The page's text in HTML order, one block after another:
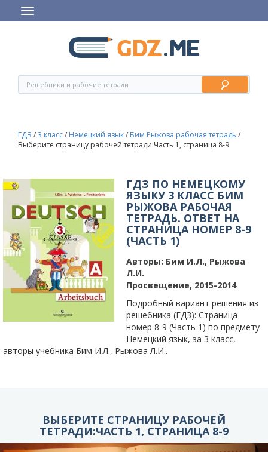
ГДЗ /3 класс/ Немецкий язык/ Бим Рыжова рабочая тетрадь /
Выберите страницу рабочей тетради:Часть 1, страница 8-9
ГДЗ ПО НЕМЕЦКОМУ
ЯЗЫКУ 3 КЛАСС БИМ
РЫЖОВА РАБОЧАЯ
ТЕТРАДЬ. ОТВЕТ НА
СТРАНИЦА НОМЕР 8-9
(ЧАСТЬ 1)
Авторы: Бим И.Л., Рыжова
Л.И.
Просвещение, 2015-2014
Подробный вариант решения из
решебника (ГДЗ): Страница
номер 8-9 (Часть 1) по предмету
Немецкий язык, за 3 класс,
авторы учебника Бим И.Л., Рыжова Л.И..
ВЫБЕРИТЕ СТРАНИЦУ РАБОЧЕЙ
ТЕТРАДИ:ЧАСТЬ 1, СТРАНИЦА 8-9